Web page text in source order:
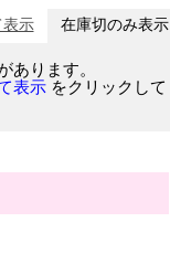
表示 在庫切のみ表示
あります。
表示 をクリックして